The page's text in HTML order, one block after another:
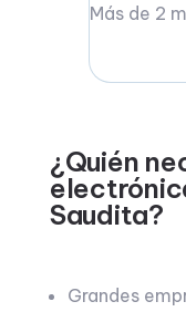
Más de 2
¿Quién
Saudita?
Grandes